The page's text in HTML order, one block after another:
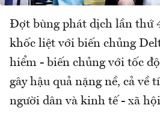
Đợt bùng phát dịch lần thứ
khốc liệt với biến chủng
hiểm - biến chủng với tốc
gây hậu quả nặng nề, cả về
người dân và kinh tế - xã